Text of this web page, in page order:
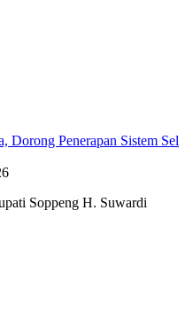
Dorong Penerapan Sistem Sel
Soppeng H. Suwardi